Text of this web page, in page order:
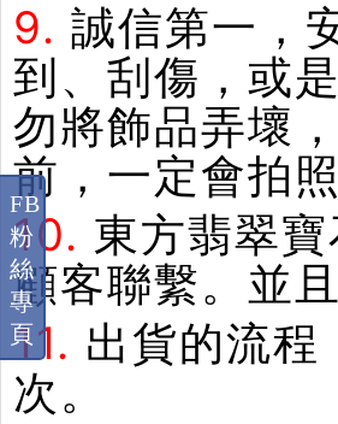
9. 誠信第一，
到、刮傷，或
勿將飾品弄壞
前，一定會拍
10. 東方翡翠
顧客聯繫。並
11. 出貨的流程
次。
FB
粉
絲
專
頁